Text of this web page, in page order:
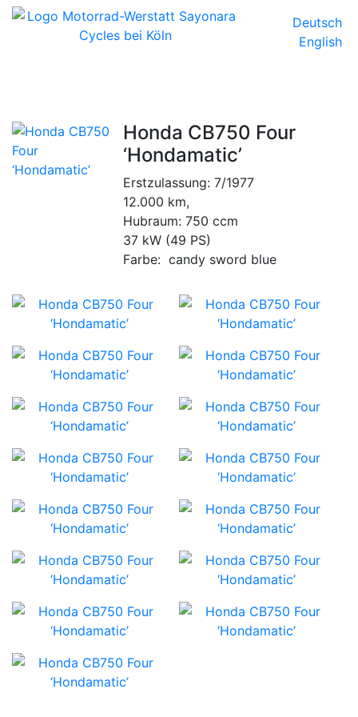
Deutsch
English
Honda CB750 Four
‘Hondamatic’
Erstzulassung: 7/1977
12.000 km,
Hubraum: 750 ccm
37 kW (49 PS)
Farbe: candy sword blue